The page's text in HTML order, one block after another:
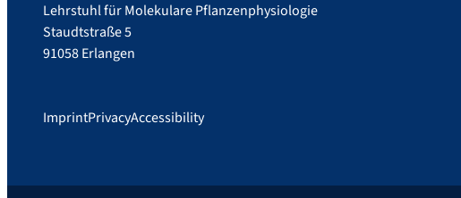
Lehrstuhl für Molekulare Pflanzenphysiologie
Staudtstraße 5
91058 Erlangen
ImprintPrivacyAccessibility